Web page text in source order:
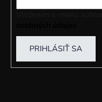
PRIHLÁSIŤ SA